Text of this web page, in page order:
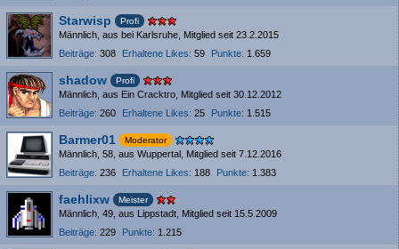
Starwisp Profi
Männlich aus bei Karlsruhe Mitglied seit 23.2.2015
Beiträge 308 Erhaltene Likes 59 Punkte 1.659
shadow Profi
Männlich aus Ein Cracktro Mitglied seit 30.12.2012
Beiträge 260 Erhaltene Likes 25 Punkte 1.515
Barmer01 Moderator
Männlich 58 aus Wuppertal Mitglied seit 7.12.2016
Beiträge 236 Erhaltene Likes 188 Punkte 1.383
faehlixw Meister
Männlich 49 aus Lippstadt Mitglied seit 15.5.2009
Beiträge 229 Punkte 1.215